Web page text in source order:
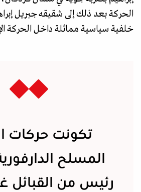
الحركة بعد ذلك إلى شقيقه جبريل
خلفية سياسية مماثلة داخل الحركة
تكونت حركات
المسلح
رئيس من القبائل